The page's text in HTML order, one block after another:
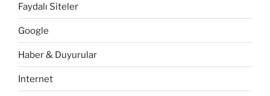
Faydalı Siteler
Google
Haber & Duyurular
Internet